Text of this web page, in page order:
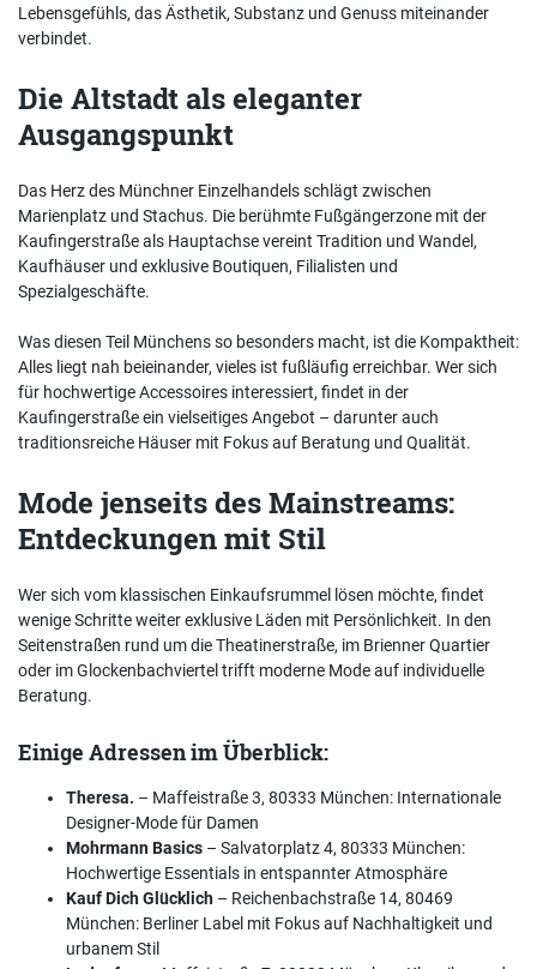
Lebensgefühls, das Ästhetik, Substanz und Genuss miteinander
verbindet.
Die Altstadt als eleganter
Ausgangspunkt
Das Herz des Münchner Einzelhandels schlägt zwischen
Marienplatz und Stachus. Die berühmte Fußgängerzone mit der
Kaufingerstraße als Hauptachse vereint Tradition und Wandel,
Kaufhäuser und exklusive Boutiquen, Filialisten und
Spezialgeschäfte.
Was diesen Teil Münchens so besonders macht, ist die Kompaktheit:
Alles liegt nah beieinander, vieles ist fußläufig erreichbar. Wer sich
für hochwertige Accessoires interessiert, findet in der
Kaufingerstraße ein vielseitiges Angebot – darunter auch
traditionsreiche Häuser mit Fokus auf Beratung und Qualität.
Mode jenseits des Mainstreams:
Entdeckungen mit Stil
Wer sich vom klassischen Einkaufsrummel lösen möchte, findet
wenige Schritte weiter exklusive Läden mit Persönlichkeit. In den
Seitenstraßen rund um die Theatinerstraße, im Brienner Quartier
oder im Glockenbachviertel trifft moderne Mode auf individuelle
Beratung.
Einige Adressen im Überblick:
Theresa. – Maffeistraße 3, 80333 München: Internationale
Designer-Mode für Damen
Mohrmann Basics – Salvatorplatz 4, 80333 München:
Hochwertige Essentials in entspannter Atmosphäre
Kauf Dich Glücklich – Reichenbachstraße 14, 80469
München: Berliner Label mit Fokus auf Nachhaltigkeit und
urbanem Stil